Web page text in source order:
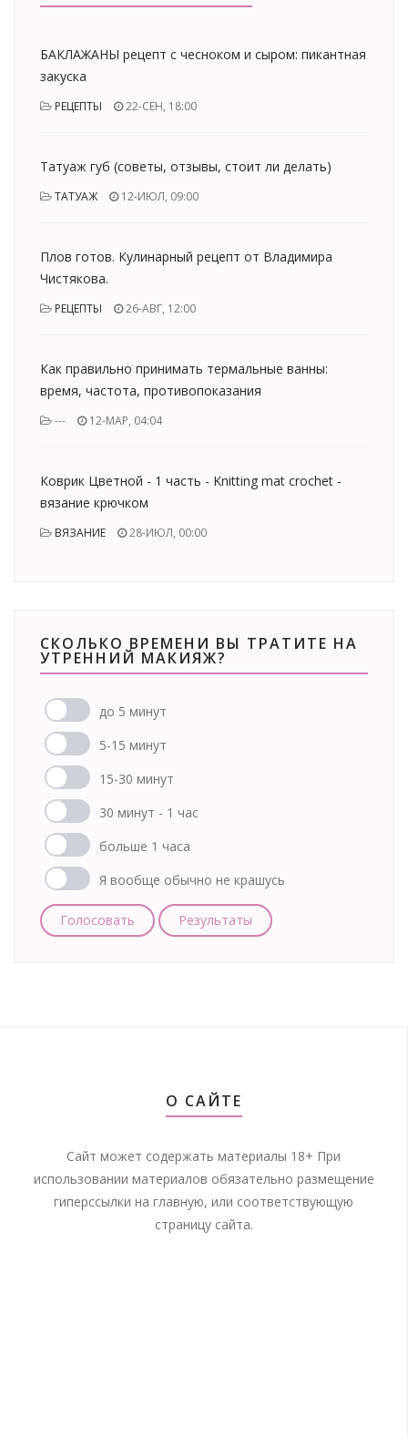
БАКЛАЖАНЫ рецепт с чесноком и сыром: пикантная
закуска
РЕЦЕПТЫ 22-СЕН, 18:00
Татуаж губ (советы, отзывы, стоит ли делать)
ТАТУАЖ 12-ИЮЛ, 09:00
Плов готов. Кулинарный рецепт от Владимира
Чистякова.
РЕЦЕПТЫ 26-АВГ, 12:00
Как правильно принимать термальные ванны:
время, частота, противопоказания
--- 12-МАР, 04:04
Коврик Цветной - 1 часть - Knitting mat crochet -
вязание крючком
ВЯЗАНИЕ 28-ИЮЛ, 00:00
СКОЛЬКО ВРЕМЕНИ ВЫ ТРАТИТЕ НА
УТРЕННИЙ МАКИЯЖ?
до 5 минут
5-15 минут
15-30 минут
30 минут - 1 час
больше 1 часа
Я вообще обычно не крашусь
Голосовать Результаты
О САЙТЕ
Сайт может содержать материалы 18+ При
использовании материалов обязательно размещение
гиперссылки на главную, или соответствующую
страницу сайта.